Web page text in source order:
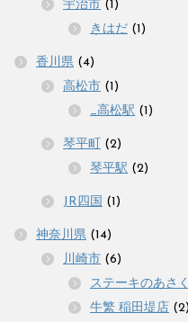
宇治市 (1)
きはだ (1)
香川県 (4)
高松市 (1)
_高松駅 (1)
琴平町 (2)
琴平駅 (2)
JR四国 (1)
神奈川県 (14)
川崎市 (6)
ステーキのあさ
牛繁 稲田堤店 (2)